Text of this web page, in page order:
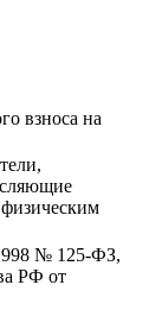
взноса на
№ 125-ФЗ,
РФ от